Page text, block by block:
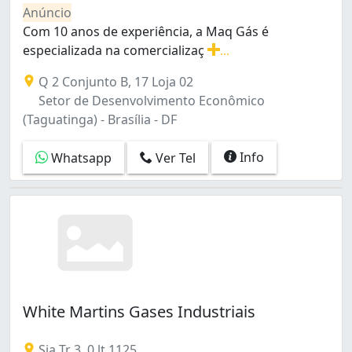
Anúncio
Com 10 anos de experiência, a Maq Gás é
especializada na comercializaç
Q 2 Conjunto B, 17 Loja 02
Setor de Desenvolvimento Econômico
(Taguatinga) - Brasília - DF
Whatsapp Ver Tel Info
White Martins Gases Industriais